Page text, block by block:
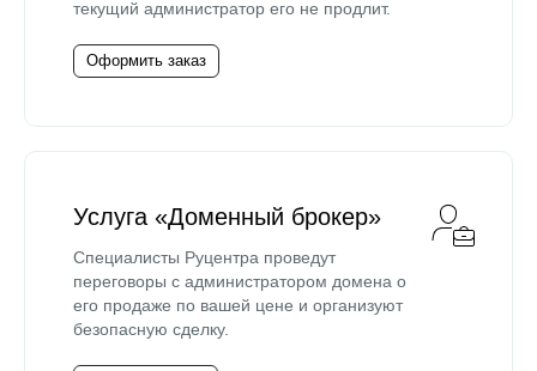
текущий администратор его не продлит.
Оформить заказ
Услуга «Доменный брокер»
Специалисты Руцентра проведут
переговоры с администратором домена о
его продаже по вашей цене и организуют
безопасную сделку.